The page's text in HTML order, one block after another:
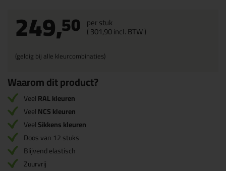
249,50 per stuk
(301,90incl. BTW )
(geldig bij alle kleurcombinaties)
Waarom dit product?
VeelRAL kleuren
VeelNCS kleuren
VeelSikkens kleuren
Doos van 12 stuks
Blijvend elastisch
Zuurvrij